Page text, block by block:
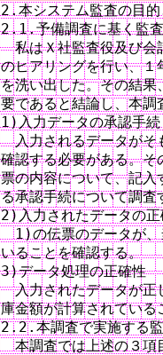
2.本システム監査の目
2.1.予備調査に基く監
私はＸ社監査役及び会
のヒアリングを行い、
を洗い出した。その結
要であると結論し、本調
1)入力データの承認手続
入力されるデータがそ
確認する必要がある。
票の内容について、記
る承認手続について調査
2)入力されたデータの正
1)の伝票のデータが、
いることを確認する。
3)データ処理の正確性
入力されたデータが正
庫金額が計算されている
2.2.本調査で実施する
本調査では上述の３項